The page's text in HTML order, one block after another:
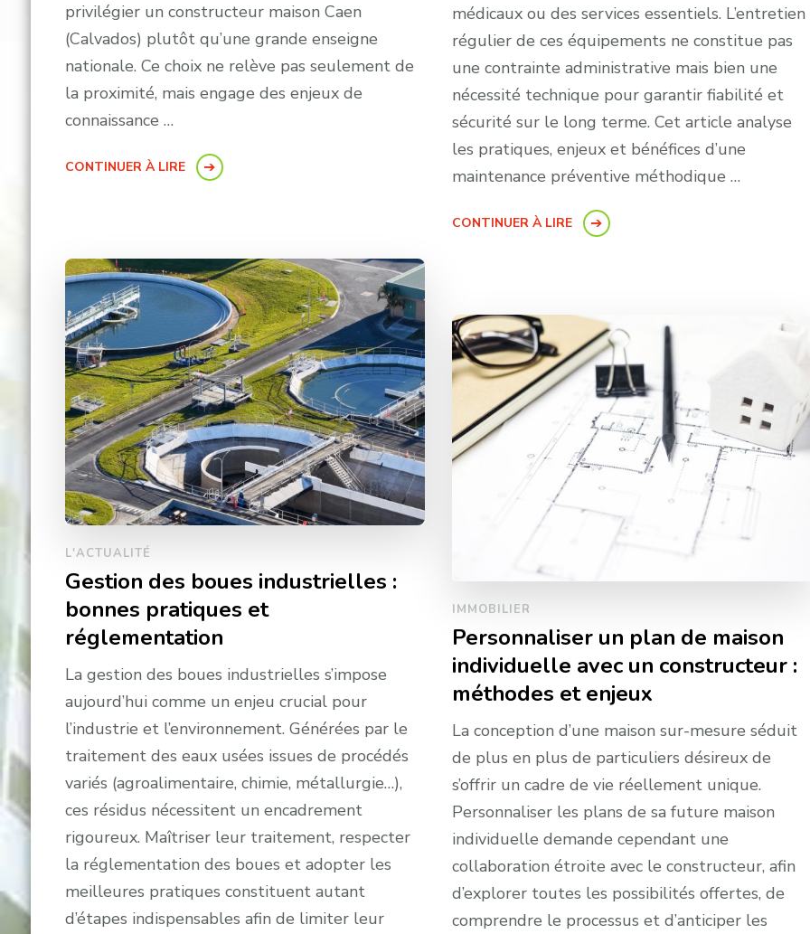
privilégier un constructeur maison Caen
(Calvados) plutôt qu’une grande enseigne
nationale. Ce choix ne relève pas seulement de
la proximité, mais engage des enjeux de
connaissance …
CONTINUER À LIRE
médicaux ou des services essentiels. L’entretien
régulier de ces équipements ne constitue pas
une contrainte administrative mais bien une
nécessité technique pour garantir fiabilité et
sécurité sur le long terme. Cet article analyse
les pratiques, enjeux et bénéfices d’une
maintenance préventive méthodique …
CONTINUER À LIRE
L'ACTUALITÉ
Gestion des boues industrielles :
bonnes pratiques et
réglementation
La gestion des boues industrielles s’impose
aujourd’hui comme un enjeu crucial pour
l’industrie et l’environnement. Générées par le
traitement des eaux usées issues de procédés
variés (agroalimentaire, chimie, métallurgie…),
ces résidus nécessitent un encadrement
rigoureux. Maîtriser leur traitement, respecter
la réglementation des boues et adopter les
meilleures pratiques constituent autant
d’étapes indispensables afin de limiter leur
IMMOBILIER
Personnaliser un plan de maison
individuelle avec un constructeur :
méthodes et enjeux
La conception d’une maison sur-mesure séduit
de plus en plus de particuliers désireux de
s’offrir un cadre de vie réellement unique.
Personnaliser les plans de sa future maison
individuelle demande cependant une
collaboration étroite avec le constructeur, afin
d’explorer toutes les possibilités offertes, de
comprendre le processus et d’anticiper les